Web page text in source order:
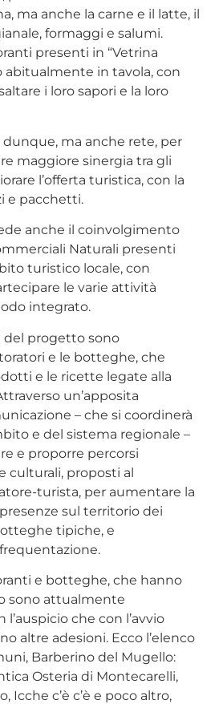
ma anche la carne e il latte, il
formaggi e salumi.
presenti in “Vetrina
abitualmente in tavola, con
i loro sapori e la loro
dunque, ma anche rete, per
maggiore sinergia tra gli
l’offerta turistica, con la
e pacchetti.
anche il coinvolgimento
Naturali presenti
turistico locale, con
le varie attività
integrato.
del progetto sono
e le botteghe, che
e le ricette legate alla
un’apposita
– che si coordinerà
e del sistema regionale –
e proporre percorsi
culturali, proposti al
turista, per aumentare la
sul territorio dei
tipiche, e
e botteghe, che hanno
sono attualmente
che con l’avvio
altre adesioni. Ecco l’elenco
Barberino del Mugello:
Osteria di Montecarelli,
Icche c’è c’è e poco altro,